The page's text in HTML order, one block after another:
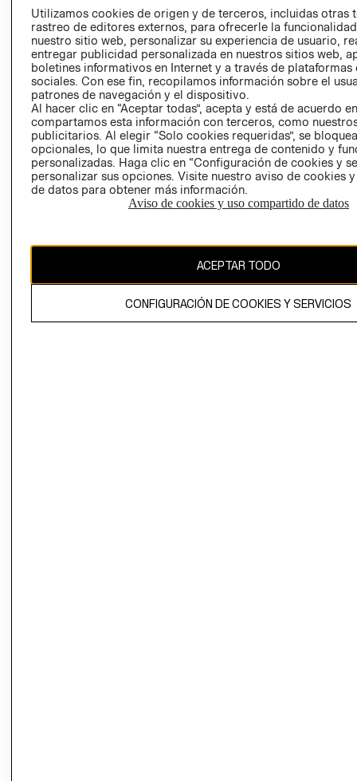
RELACIÓN CON
INVERSIONISTAS
POLÍTICA
EMPRESARIAL
- RETIRO EN
TIENDA
TÉRMINOS Y
CONDICIONES
AVISO DE
PRIVACIDAD
GIFT CARD
AVISO DE
COOKIES
Utilizamos cookies de origen y de terceros, incluidas otras
rastreo de editores externos, para ofrecerle la
nuestro sitio web, personalizar su experiencia de usuario,
entregar publicidad personalizada en nuestros sitios web,
boletines informativos en Internet y a través de plataformas
sociales. Con ese fin, recopilamos información sobre el
patrones de navegación y el dispositivo.
Al hacer clic en “Aceptar todas”, acepta y está de acuerdo
compartamos esta información con terceros, como
publicitarios. Al elegir “Solo cookies requeridas”, se
opcionales, lo que limita nuestra entrega de contenido y
personalizadas. Haga clic en “Configuración de cookies y
personalizar sus opciones. Visite nuestro aviso de cookies
de datos para obtener más información.
Aviso de cookies y uso compartido de datos
ACEPTAR TODO
CONFIGURACIÓN DE COOKIES Y SERVICIOS